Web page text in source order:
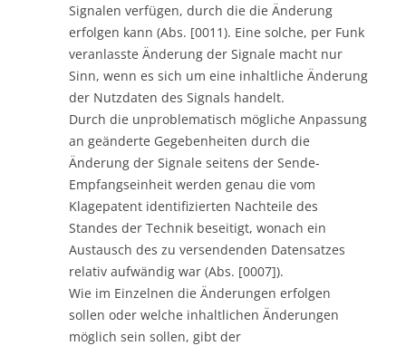
Signalen verfügen, durch die die Änderung
erfolgen kann (Abs. [0011). Eine solche, per Funk
veranlasste Änderung der Signale macht nur
Sinn, wenn es sich um eine inhaltliche Änderung
der Nutzdaten des Signals handelt.
Durch die unproblematisch mögliche Anpassung
an geänderte Gegebenheiten durch die
Änderung der Signale seitens der Sende-
Empfangseinheit werden genau die vom
Klagepatent identifizierten Nachteile des
Standes der Technik beseitigt, wonach ein
Austausch des zu versendenden Datensatzes
relativ aufwändig war (Abs. [0007]).
Wie im Einzelnen die Änderungen erfolgen
sollen oder welche inhaltlichen Änderungen
möglich sein sollen, gibt der